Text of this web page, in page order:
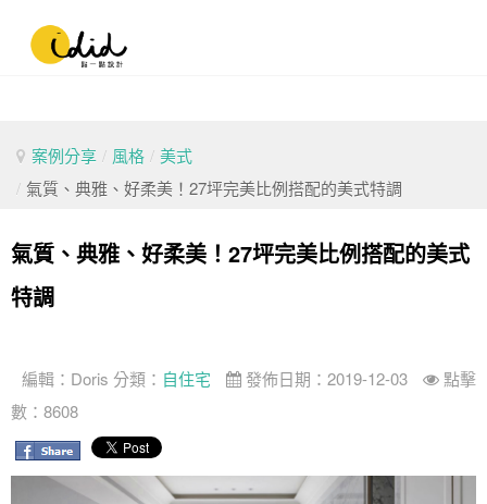
案例分享 / 風格 / 美式
/ 氣質、典雅、好柔美！27坪完美比例搭配的美式特調
氣質、典雅、好柔美！27坪完美比例搭配的美式
特調
編輯： Doris 分類： 自住宅 發佈日期：2019-12-03
點擊
數：8608